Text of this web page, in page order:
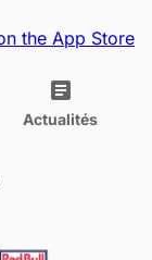
Actualités